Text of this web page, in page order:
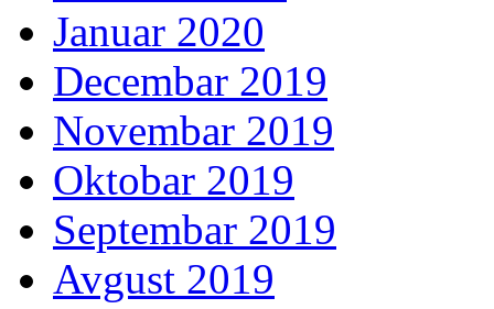
Januar 2020
Decembar 2019
Novembar 2019
Oktobar 2019
Septembar 2019
Avgust 2019